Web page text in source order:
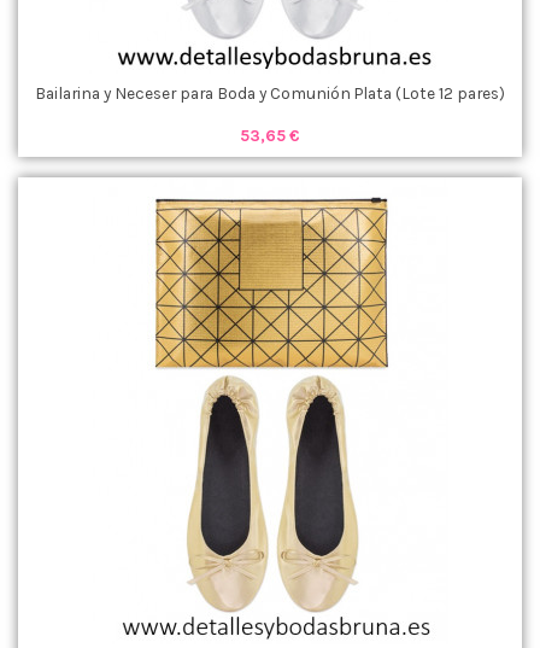
Bailarina y Neceser para Boda y Comunión Plata (Lote 12 pares)
53,65 €